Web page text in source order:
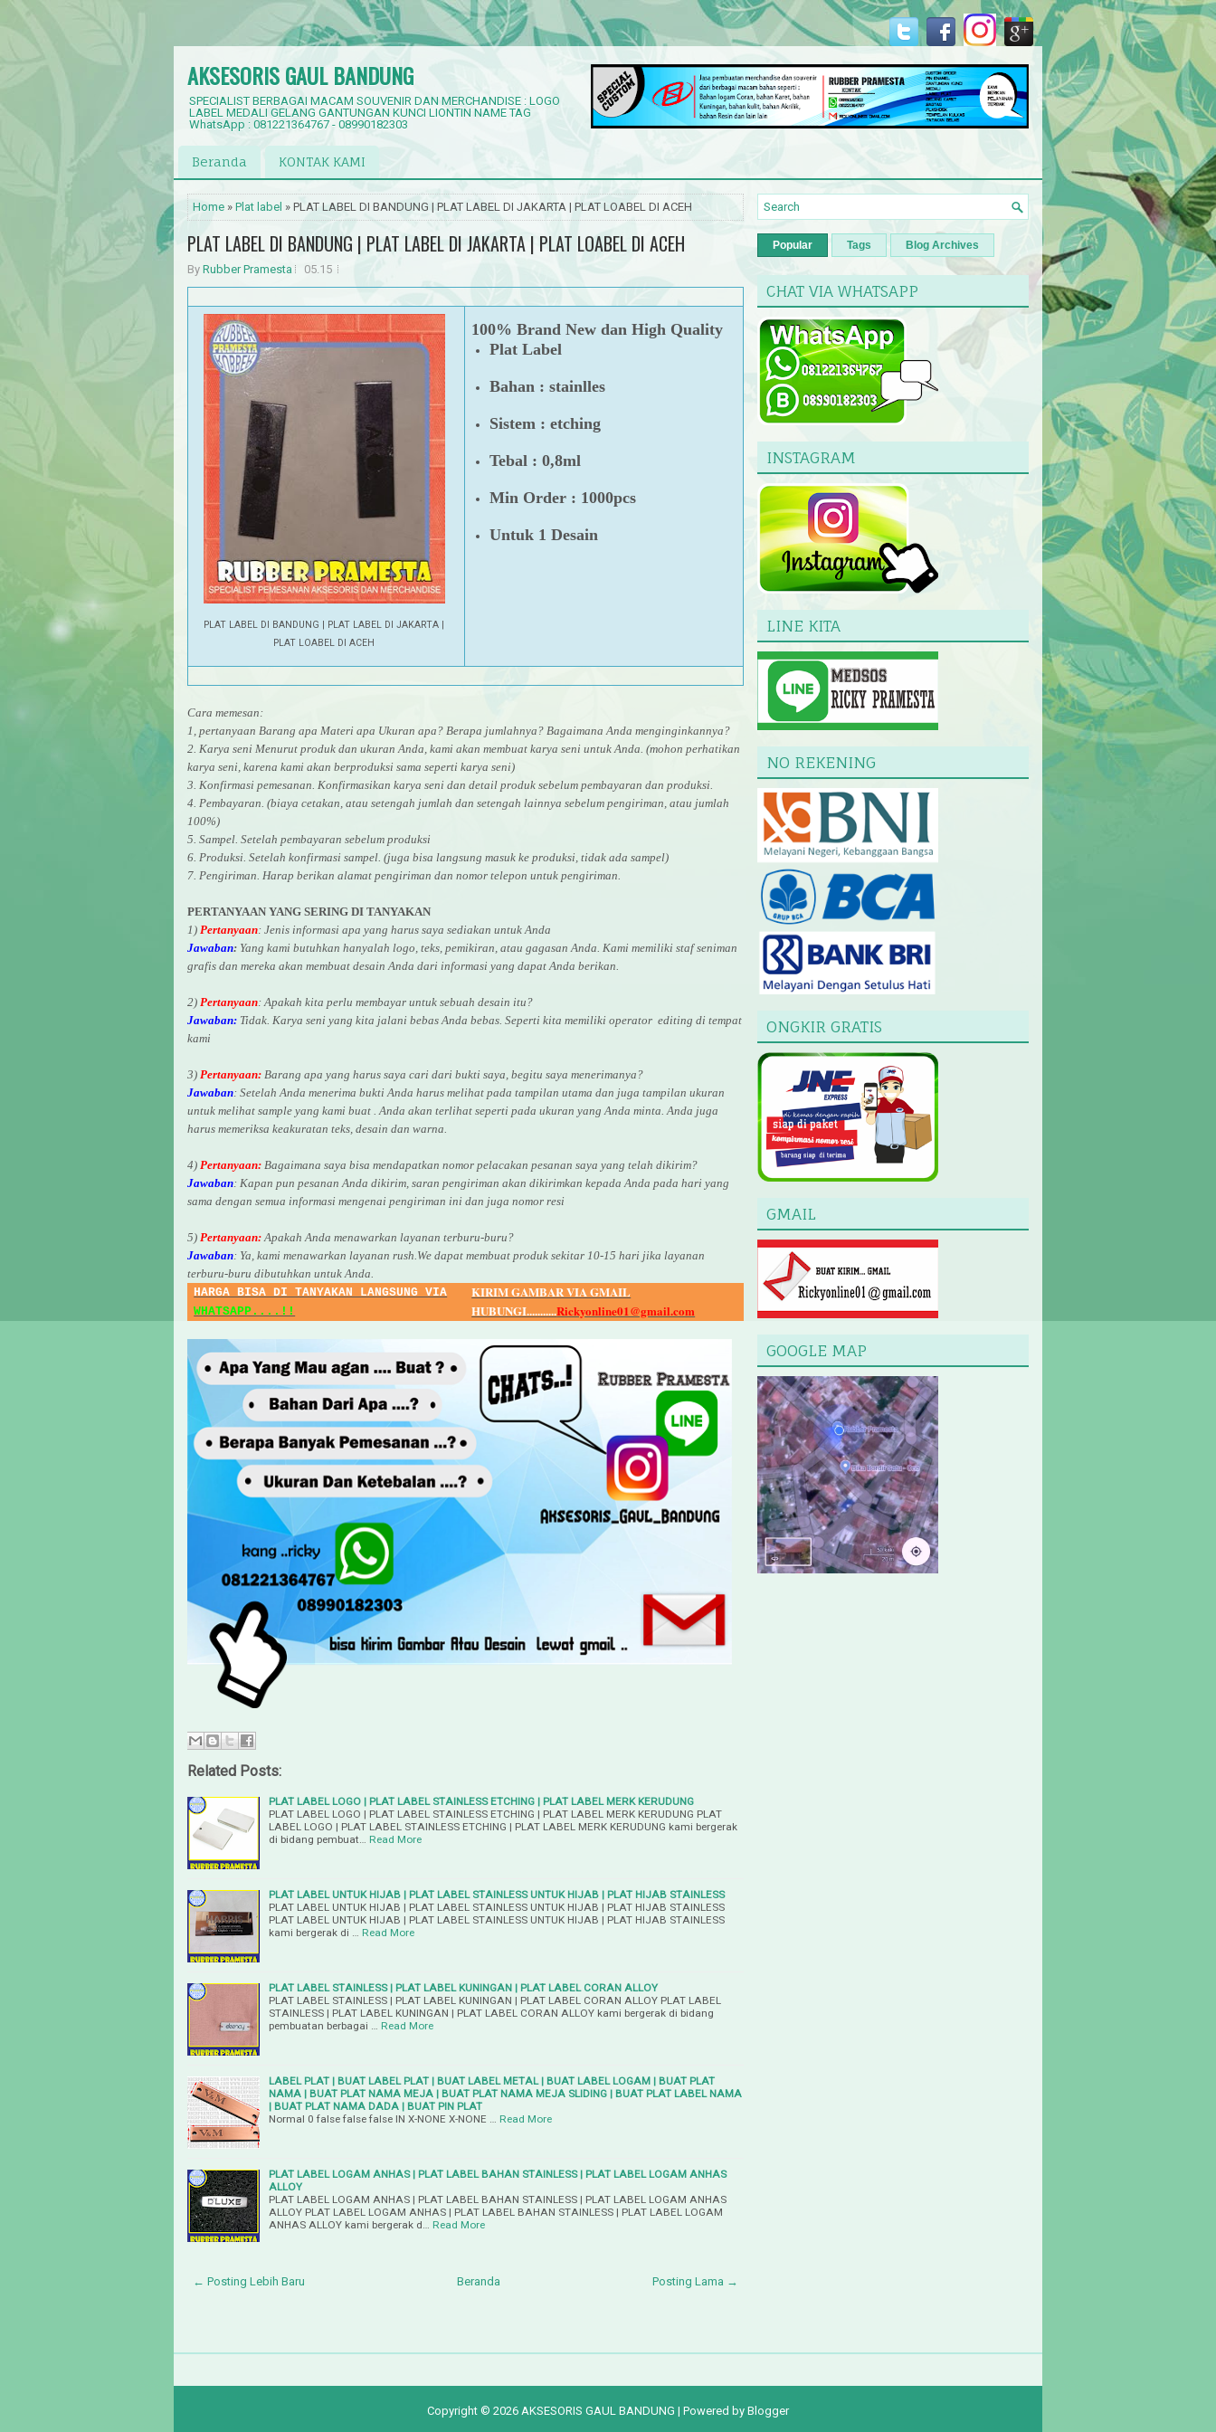
AKSESORIS GAUL BANDUNG
SPECIALIST BERBAGAI MACAM SOUVENIR DAN MERCHANDISE : LOGO
LABEL MEDALI GELANG GANTUNGAN KUNCI LIONTIN NAME TAG
WhatsApp : 081221364767 - 08990182303
Beranda KONTAK KAMI
Home » Plat label » PLAT LABEL DI BANDUNG | PLAT LABEL DI JAKARTA | PLAT LOABEL DI ACEH
PLAT LABEL DI BANDUNG | PLAT LABEL DI JAKARTA | PLAT LOABEL DI ACEH
By Rubber Pramesta 05.15
PLAT LABEL DI BANDUNG | PLAT LABEL DI JAKARTA |
PLAT LOABEL DI ACEH
100% Brand New dan High Quality
Plat Label
Bahan : stainlles
Sistem : etching
Tebal : 0,8ml
Min Order : 1000pcs
Untuk 1 Desain
Cara memesan:
1, pertanyaan Barang apa Materi apa Ukuran apa? Berapa jumlahnya? Bagaimana Anda menginginkannya?
2. Karya seni Menurut produk dan ukuran Anda, kami akan membuat karya seni untuk Anda. (mohon perhatikan
karya seni, karena kami akan berproduksi sama seperti karya seni)
3. Konfirmasi pemesanan. Konfirmasikan karya seni dan detail produk sebelum pembayaran dan produksi.
4. Pembayaran. (biaya cetakan, atau setengah jumlah dan setengah lainnya sebelum pengiriman, atau jumlah
100%)
5. Sampel. Setelah pembayaran sebelum produksi
6. Produksi. Setelah konfirmasi sampel. (juga bisa langsung masuk ke produksi, tidak ada sampel)
7. Pengiriman. Harap berikan alamat pengiriman dan nomor telepon untuk pengiriman.
PERTANYAAN YANG SERING DI TANYAKAN
1) Pertanyaan: Jenis informasi apa yang harus saya sediakan untuk Anda
Jawaban: Yang kami butuhkan hanyalah logo, teks, pemikiran, atau gagasan Anda. Kami memiliki staf seniman
grafis dan mereka akan membuat desain Anda dari informasi yang dapat Anda berikan.
2) Pertanyaan: Apakah kita perlu membayar untuk sebuah desain itu?
Jawaban: Tidak. Karya seni yang kita jalani bebas Anda bebas. Seperti kita memiliki operator editing di tempat
kami
3) Pertanyaan: Barang apa yang harus saya cari dari bukti saya, begitu saya menerimanya?
Jawaban: Setelah Anda menerima bukti Anda harus melihat pada tampilan utama dan juga tampilan ukuran
untuk melihat sample yang kami buat . Anda akan terlihat seperti pada ukuran yang Anda minta. Anda juga
harus memeriksa keakuratan teks, desain dan warna.
4) Pertanyaan: Bagaimana saya bisa mendapatkan nomor pelacakan pesanan saya yang telah dikirim?
Jawaban: Kapan pun pesanan Anda dikirim, saran pengiriman akan dikirimkan kepada Anda pada hari yang
sama dengan semua informasi mengenai pengiriman ini dan juga nomor resi
5) Pertanyaan:Apakah Anda menawarkan layanan terburu-buru?
Jawaban: Ya, kami menawarkan layanan rush.We dapat membuat produk sekitar 10-15 hari jika layanan
terburu-buru dibutuhkan untuk Anda.
HARGA BISA DI TANYAKAN LANGSUNG VIA
WHATSAPP....!!
KIRIM GAMBAR VIA GMAIL
HUBUNGI...........Rickyonline01@gmail.com
Related Posts:
PLAT LABEL LOGO | PLAT LABEL STAINLESS ETCHING | PLAT LABEL MERK KERUDUNG
PLAT LABEL LOGO | PLAT LABEL STAINLESS ETCHING | PLAT LABEL MERK KERUDUNG PLAT
LABEL LOGO | PLAT LABEL STAINLESS ETCHING | PLAT LABEL MERK KERUDUNG kami bergerak
di bidang pembuat…
Read More
PLAT LABEL UNTUK HIJAB | PLAT LABEL STAINLESS UNTUK HIJAB | PLAT HIJAB STAINLESS
PLAT LABEL UNTUK HIJAB | PLAT LABEL STAINLESS UNTUK HIJAB | PLAT HIJAB STAINLESS
PLAT LABEL UNTUK HIJAB | PLAT LABEL STAINLESS UNTUK HIJAB | PLAT HIJAB STAINLESS
kami bergerak di …
Read More
PLAT LABEL STAINLESS | PLAT LABEL KUNINGAN | PLAT LABEL CORAN ALLOY
PLAT LABEL STAINLESS | PLAT LABEL KUNINGAN | PLAT LABEL CORAN ALLOY PLAT LABEL
STAINLESS | PLAT LABEL KUNINGAN | PLAT LABEL CORAN ALLOY kami bergerak di bidang
pembuatan berbagai …
Read More
LABEL PLAT | BUAT LABEL PLAT | BUAT LABEL METAL | BUAT LABEL LOGAM | BUAT PLAT
NAMA | BUAT PLAT NAMA MEJA | BUAT PLAT NAMA MEJA SLIDING | BUAT PLAT LABEL NAMA
| BUAT PLAT NAMA DADA | BUAT PIN PLAT
Normal 0 false false false IN X-NONE X-NONE …
Read More
PLAT LABEL LOGAM ANHAS | PLAT LABEL BAHAN STAINLESS | PLAT LABEL LOGAM ANHAS
ALLOY
PLAT LABEL LOGAM ANHAS | PLAT LABEL BAHAN STAINLESS | PLAT LABEL LOGAM ANHAS
ALLOY PLAT LABEL LOGAM ANHAS | PLAT LABEL BAHAN STAINLESS | PLAT LABEL LOGAM
ANHAS ALLOY kami bergerak d…
Read More
← Posting Lebih Baru Posting Lama →
Beranda
Popular Tags Blog Archives
CHAT VIA WHATSAPP
INSTAGRAM
LINE KITA
NO REKENING
ONGKIR GRATIS
GMAIL
GOOGLE MAP
Copyright © 2026 AKSESORIS GAUL BANDUNG | Powered by Blogger